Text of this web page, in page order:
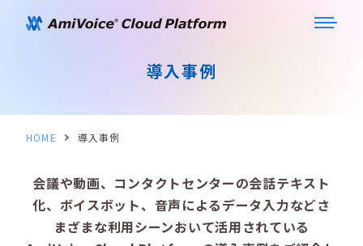
導入事例
HOME 導入事例
会議や動画、コンタクトセンターの会話テキスト
化、ボイスボット、音声によるデータ入力などさ
まざまな利用シーンおいて活用されている